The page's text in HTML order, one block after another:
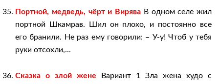
Портной, медведь, чёрт и Вирява В одном селе жил
портной Шкамрав. Шил он плохо, и постоянно все
его бранили. Не раз ему говорили: – У-у! Чтоб у тебя
руки отсохли,...
Сказка о злой жене Вариант 1 Зла жена худо с